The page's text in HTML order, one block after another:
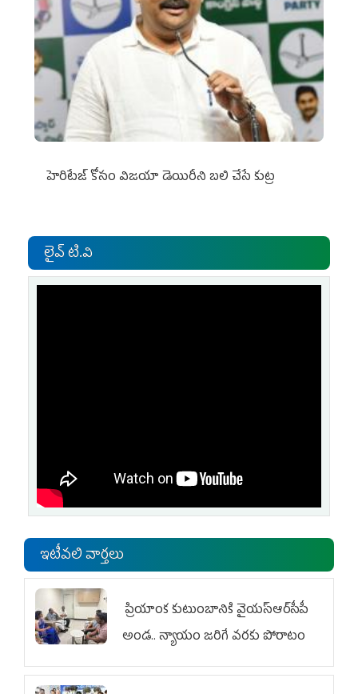
హెరిటేజ్ కోసం విజయా డెయిరీని బలి చేసే కుట్ర‌
లైవ్ టి.వి
ఇటీవలి వార్తలు
ప్రియాంక కుటుంబానికి వైయ‌స్ఆర్‌సీపీ
అండ.. న్యాయం జరిగే వరకు పోరాటం